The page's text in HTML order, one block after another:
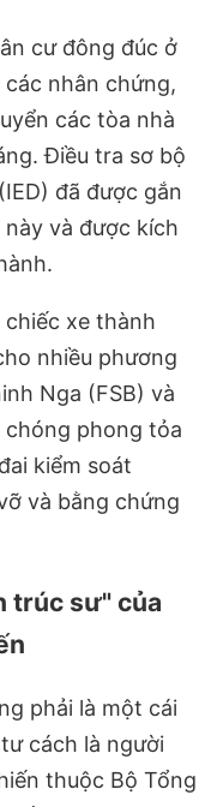
cư đông đúc ở
nhân chứng,
các tòa nhà
Điều tra sơ bộ
đã được gắn
và được kích
chiếc xe thành
nhiều phương
Nga (FSB) và
chóng phong tỏa
kiểm soát
và bằng chứng
trúc sư" của
phải là một cái
cách là người
thuộc Bộ Tổng